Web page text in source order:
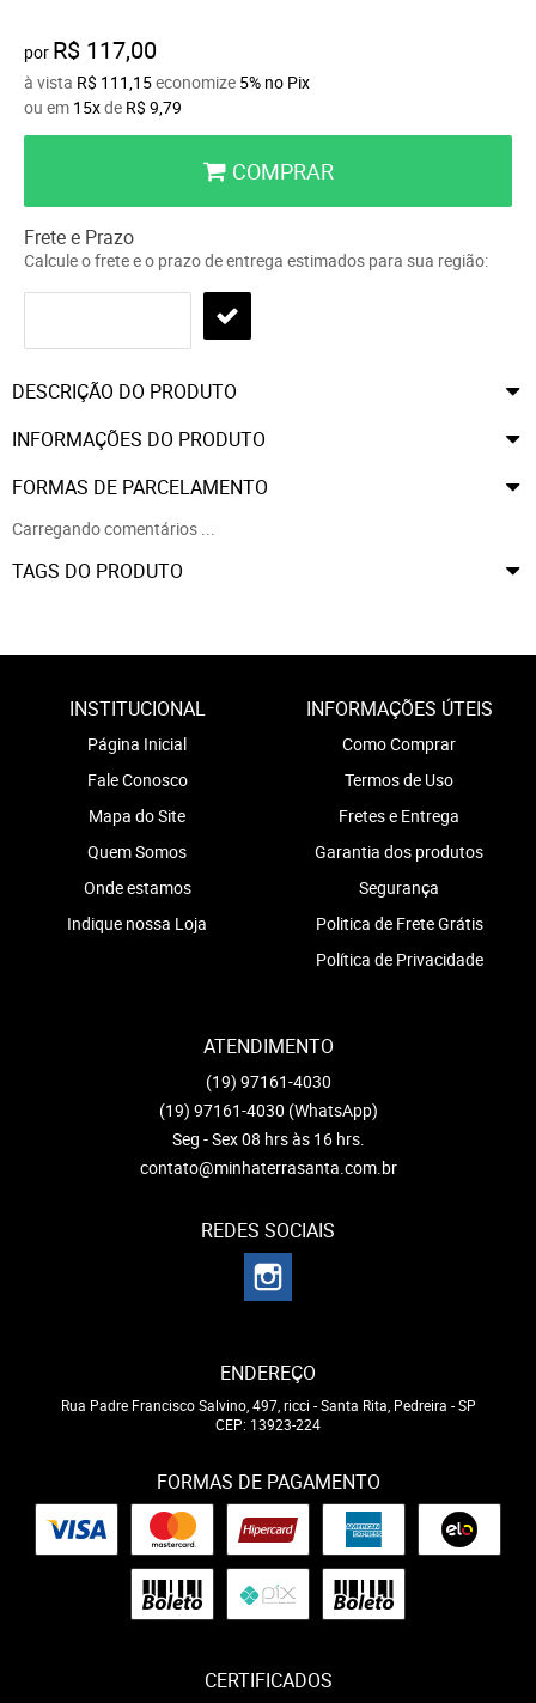
por R$ 117,00
à vista R$ 111,15economize 5% no Pix
ou em 15xde R$ 9,79
COMPRAR
Frete e Prazo
Calcule o frete e o prazo de entrega estimados para sua região:
DESCRIÇÃO DO PRODUTO
INFORMAÇÕES DO PRODUTO
FORMAS DE PARCELAMENTO
Carregando comentários ...
TAGS DO PRODUTO
INSTITUCIONAL
Página Inicial
Fale Conosco
Mapa do Site
Quem Somos
Onde estamos
Indique nossa Loja
INFORMAÇÕES ÚTEIS
Como Comprar
Termos de Uso
Fretes e Entrega
Garantia dos produtos
Segurança
Politica de Frete Grátis
Política de Privacidade
ATENDIMENTO
(19) 97161-4030
(19) 97161-4030 (WhatsApp)
Seg - Sex 08 hrs às 16 hrs.
contato@minhaterrasanta.com.br
REDES SOCIAIS
ENDEREÇO
Rua Padre Francisco Salvino, 497, ricci -Santa Rita, Pedreira -SP
CEP: 13923-224
FORMAS DE PAGAMENTO
CERTIFICADOS